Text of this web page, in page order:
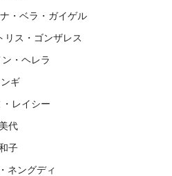
・ベラ・ガイゲル
リス・ゴンザレス
・ヘレラ
ギ
レイシー
代
子
ネングディ